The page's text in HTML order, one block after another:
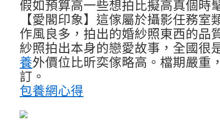
假如預算高一些想拍比擬高真個時
【愛閣印象】這傢屬於攝影任務室
作風良多，拍出的婚紗照東西的品
紗照拍出本身的戀愛故事，全國很
養外價位比昕奕傢略高。檔期嚴重
訂。
包養網心得